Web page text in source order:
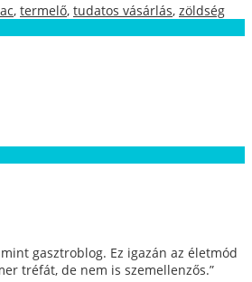
, termelő, tudatos vásárlás, zöldség
gasztroblog. Ez igazán az életmód
tréfát, de nem is szemellenzős.”